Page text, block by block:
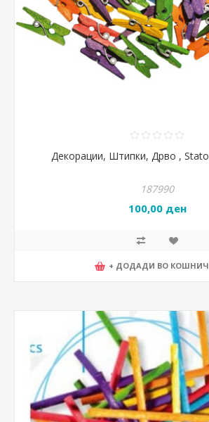
Декорации, Штипки, Дрво ,
187990
100,00 ден
+ ДОДАДИ ВО